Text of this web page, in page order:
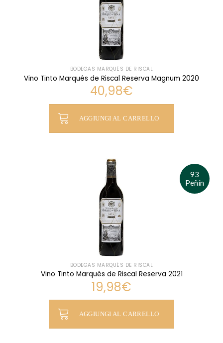
BODEGAS MARQUÉS DE RISCAL
Vino Tinto Marqués de Riscal Reserva Magnum 2020
40,98€
AGGIUNGI AL CARRELLO
93
Peñín
BODEGAS MARQUÉS DE RISCAL
Vino Tinto Marqués de Riscal Reserva 2021
19,98€
AGGIUNGI AL CARRELLO